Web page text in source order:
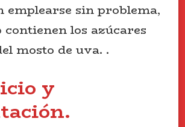
emplearse sin problema,
contienen los azúcares
mosto de uva. .
y